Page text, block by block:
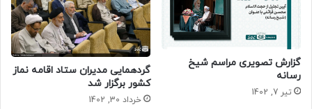
گزارش تصویری مراسم شیخ
رسانه
تیر 7, 1402
گردهمایی مدیران ستاد اقامه نماز
کشور برگزار شد
خرداد 30, 1402